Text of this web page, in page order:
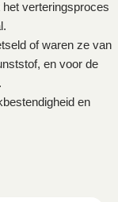
verteringsproces
of waren ze van
en voor de
en